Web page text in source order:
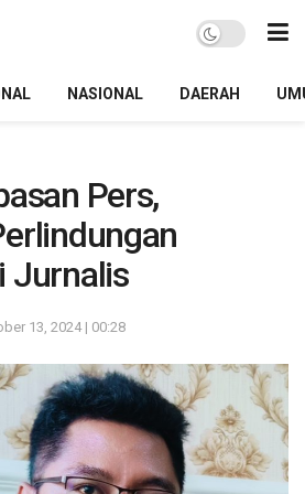
NASIONAL DAERAH
Pers,
Jurnalis
13, 2024 | 00:28